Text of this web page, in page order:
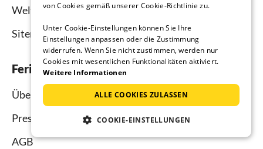
Weltweit
Sitemap
Ferienhausmiete.de
Über uns
Presse
AGB
von Cookies gemäß unserer Cookie-Richtlinie zu.
Unter Cookie-Einstellungen können Sie Ihre
Einstellungen anpassen oder die Zustimmung
widerrufen. Wenn Sie nicht zustimmen, werden nur
Cookies mit wesentlichen Funktionalitäten aktiviert.
Weitere Informationen
ALLE COOKIES ZULASSEN
COOKIE-EINSTELLUNGEN